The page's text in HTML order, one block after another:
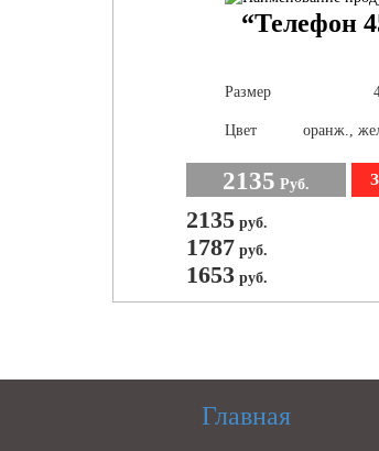
“Телефон
Размер
Цвет оранж.,
2135 Руб.
2135руб.
1787 руб.
1653руб.
Главная